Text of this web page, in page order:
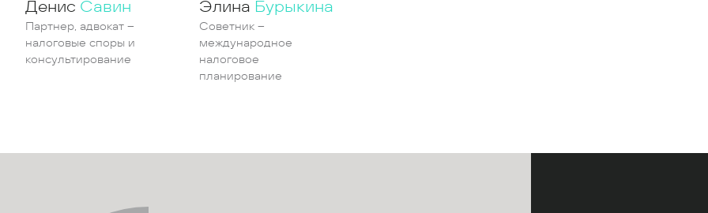
Денис Савин
Партнер, адвокат –
налоговые споры и
консультирование
Элина Бурыкина
Советник –
международное
налоговое
планирование